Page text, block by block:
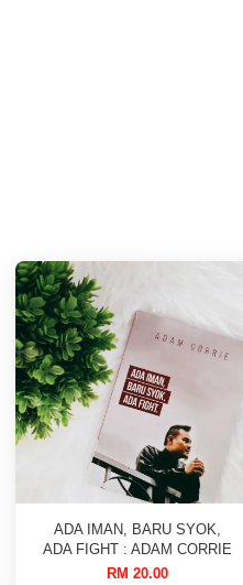
ADA IMAN, BARU SYOK,
ADA FIGHT : ADAM CORRIE
RM 20.00